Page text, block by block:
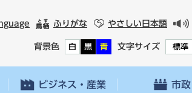
ふりがな やさしい日本語
背景色 白 黒 青 文字サイズ 標準
ビジネス・産業 市政